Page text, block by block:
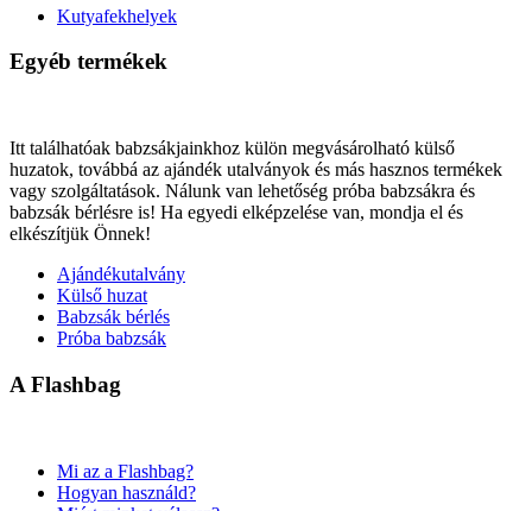
Kutyafekhelyek
Egyéb termékek
Itt találhatóak babzsákjainkhoz külön megvásárolható külső
huzatok, továbbá az ajándék utalványok és más hasznos termékek
vagy szolgáltatások. Nálunk van lehetőség próba babzsákra és
babzsák bérlésre is! Ha egyedi elképzelése van, mondja el és
elkészítjük Önnek!
Ajándékutalvány
Külső huzat
Babzsák bérlés
Próba babzsák
A Flashbag
Mi az a Flashbag?
Hogyan használd?